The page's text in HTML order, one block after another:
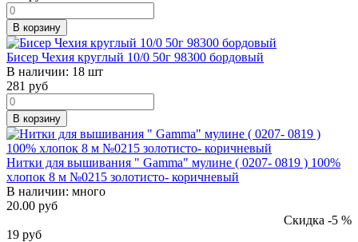
В корзину
Бисер Чехия круглый 10/0 50г 98300 бордовый
В наличии: 18 шт
281 руб
В корзину
Нитки для вышивания " Gamma" мулине ( 0207- 0819 ) 100%
хлопок 8 м №0215 золотисто- коричневый
В наличии: много
20.00 руб
Скидка -5 %
19 руб